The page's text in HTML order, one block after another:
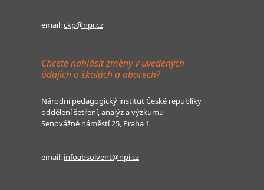
email:ckp@npi.cz
Chcete nahlásit změny v uvedených
údajích o školách a oborech?
Národní pedagogický institut České republiky
oddělení šetření, analýz a výzkumu
Senovážné náměstí 25, Praha 1
email: infoabsolvent@npi.cz